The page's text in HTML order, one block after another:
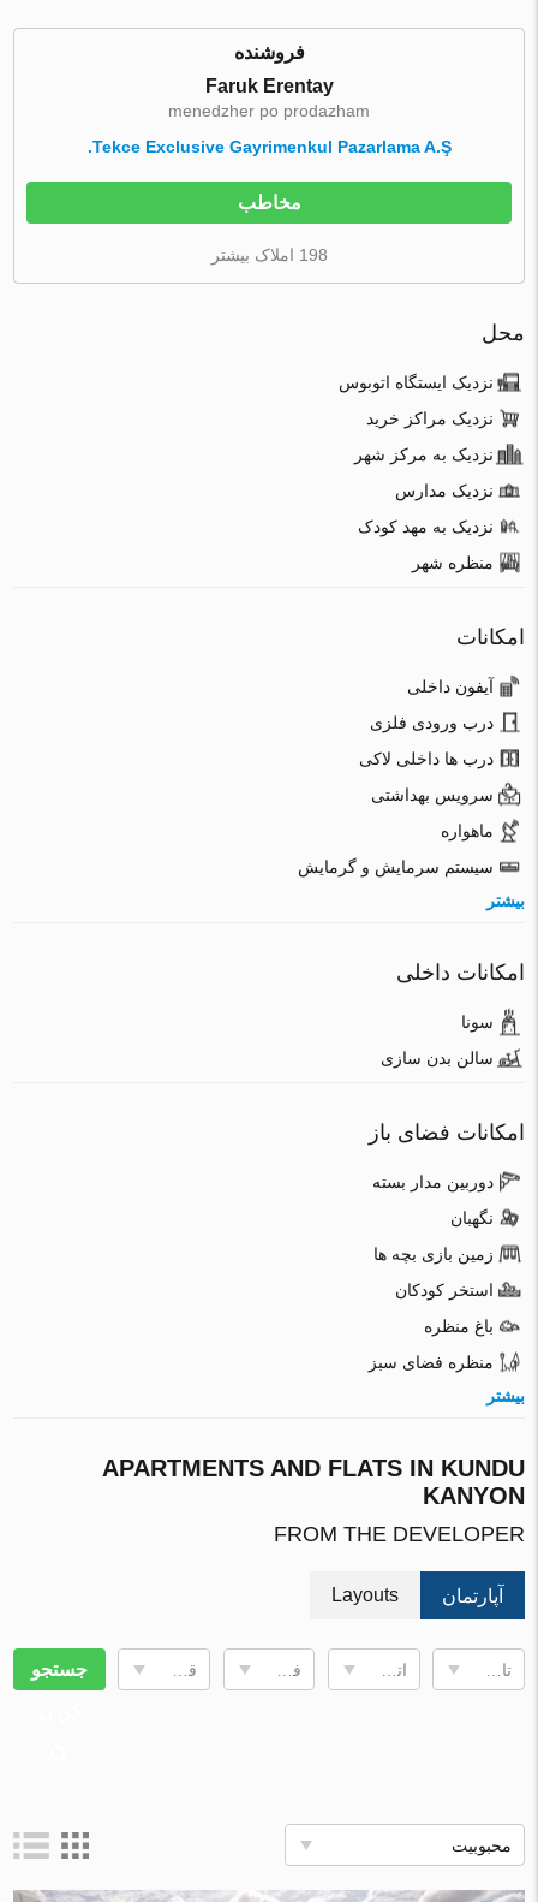
فروشنده
Faruk Erentay
menedzher po prodazham
Tekce Exclusive Gayrimenkul Pazarlama A.Ş.
مخاطب
198 املاک بیشتر
محل
نزدیک ایستگاه اتوبوس
نزدیک مراکز خرید
نزدیک به مرکز شهر
نزدیک مدارس
نزدیک به مهد کودک
منظره شهر
امکانات
آیفون داخلی
درب ورودی فلزی
درب ها داخلی لاکی
سرویس بهداشتی
ماهواره
سیستم سرمایش و گرمایش
بیشتر
امکانات داخلی
سونا
سالن بدن سازی
امکانات فضای باز
دوربین مدار بسته
نگهبان
زمین بازی بچه ها
استخر کودکان
باغ منظره
منظره فضای سبز
بیشتر
APARTMENTS AND FLATS IN KUNDU
KANYON
FROM THE DEVELOPER
آپارتمان Layouts
فضای زندگی قیمت, € جستجو
محبوبیت